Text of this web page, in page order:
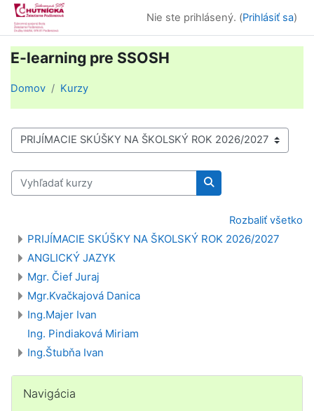
Preskočiť na hlavný obsah
Nie ste prihlásený. (Prihlásiť sa)
E-learning pre SSOSH
Domov Kurzy
Kategórie kurzov
Vyhľadať kurzy
Vyhľadať kurzy
Rozbaliť všetko
PRIJÍMACIE SKÚŠKY NA ŠKOLSKÝ ROK 2026/2027
ANGLICKÝ JAZYK
Mgr. Čief Juraj
Mgr.Kvačkajová Danica
Ing.Majer Ivan
Ing. Pindiaková Miriam
Ing.Štubňa Ivan
Bloky
Navigácia